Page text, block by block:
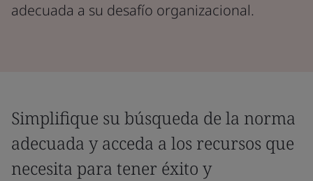
adecuada a su desafío organizacional.
Simplifique su búsqueda de la norma
adecuada y acceda a los recursos que
necesita para tener éxito y